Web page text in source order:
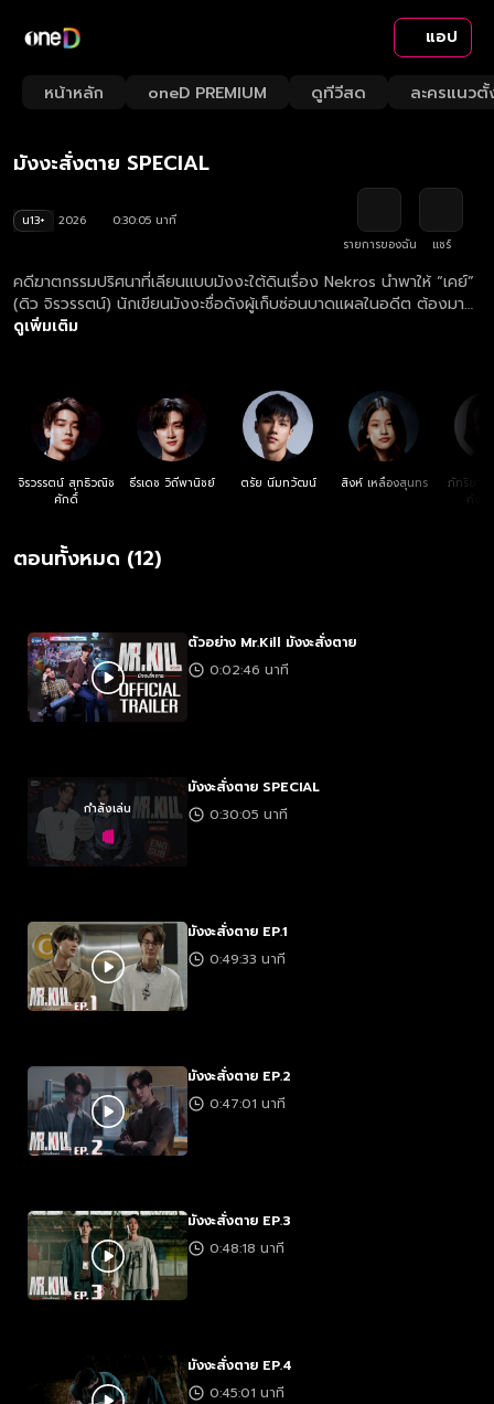
แอป
หน้าหลัก oneD PREMIUM ดูทีวีสด ละครแนวตั้
Loaded:
3.30%
Rate
มังงะสั่งตาย SPECIAL
น13+ 2026
0:30:05 นาที
รายการของฉัน
แชร์
คดีฆาตกรรมปริศนาที่เลียนแบบมังงะใต้ดินเรื่อง Nekros นำพาให้ “เคย์”
(ดิว จิรวรรตน์) นักเขียนมังงะชื่อดังผู้เก็บซ่อนบาดแผลในอดีต ต้องมา
พัวพันกับการสืบสวนของ “ภัทร” (ธี ธีรเดช) นายตำรวจหนุ่มผู้ยึดมั่นใน
เดียวกัน เมื่อความจริงเบื้องหลังคดีเผยออกมา ทั้งเคย์และภัทรต้อง
เผชิญหน้ากับอดีตอันเจ็บปวด รวมถึงการตัดสินใจครั้งสำคัญระหว่าง
"การล้างแค้น" กับ "ความยุติธรรม" เรื่องราวเข้มข้นของมิตรภาพ ความ
เชื่อใจ และการต่อสู้กับด้านมืดในจิตใจ จึงเริ่มต้นขึ้น พร้อมปริศนาที่จะพา
ทุกคนมาหาคำตอบใน ซีรีส์ ‘Mr.Kill มังงะสั่งตาย’
ดูเพิ่มเติม
จิรวรรตน์ สุทธิวณิช
ศักดิ์
ธีรเดช วิถีพานิชย์ ตรัย นิ่มทวัฒน์ สิงห์ เหลืองสุนทร
ภัทริยาก
ตอนทั้งหมด (12)
ตัวอย่าง Mr.Kill มังงะสั่งตาย
0:02:46 นาที
กำลังเล่น
มังงะสั่งตาย SPECIAL
0:30:05 นาที
มังงะสั่งตาย EP.1
0:49:33 นาที
มังงะสั่งตาย EP.2
0:47:01 นาที
มังงะสั่งตาย EP.3
0:48:18 นาที
มังงะสั่งตาย EP.4
0:45:01 นาที